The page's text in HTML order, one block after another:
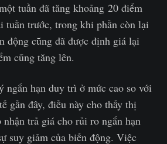
tuần đã tăng khoảng 20 điểm
tuần trước, trong khi phần còn lại
động cũng đã được định giá lại
cũng tăng lên.
ngắn hạn duy trì ở mức cao so với
gần đây, điều này cho thấy thị
trả giá cho rủi ro ngắn hạn
suy giảm của biến động. Việc